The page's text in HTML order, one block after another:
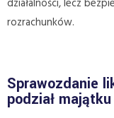
działalności, lecz
rozrachunków.
Sprawozdanie
podział majątku